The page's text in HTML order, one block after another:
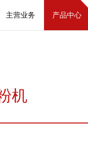
主营业务 产品中心
机